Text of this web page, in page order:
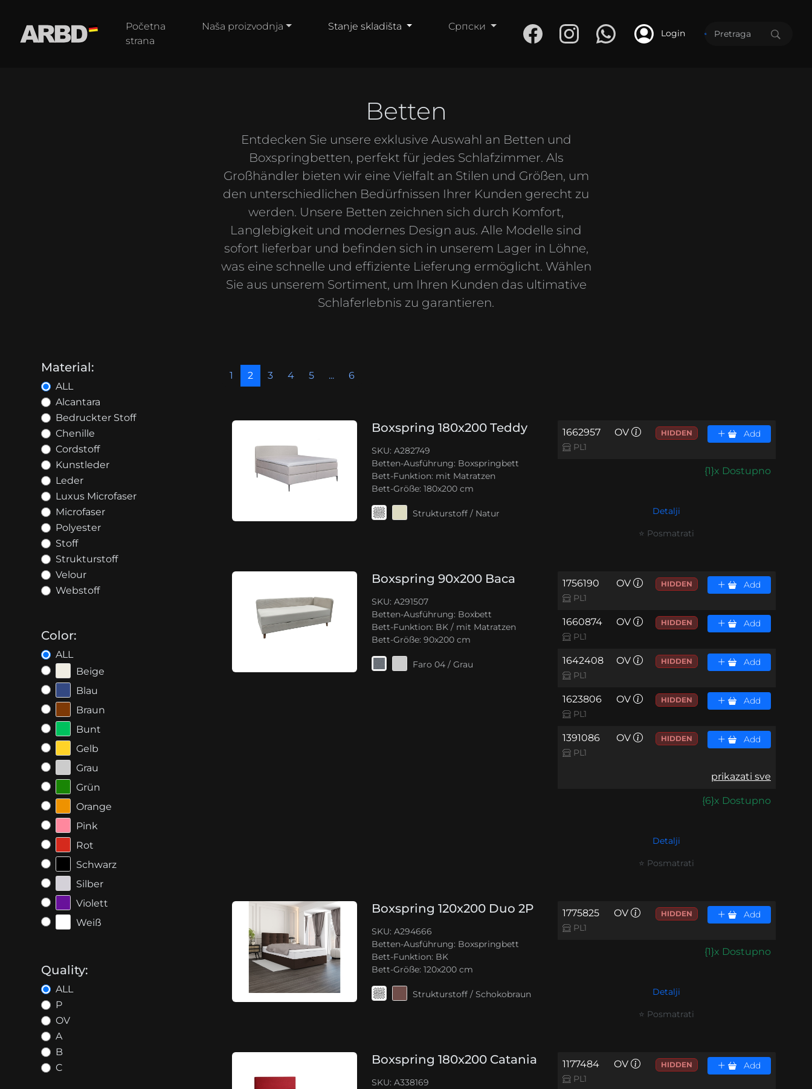
Početna
strana
Naša proizvodnja Stanje skladišta Српски
Login
Betten
Entdecken Sie unsere exklusive Auswahl an Betten und
Boxspringbetten, perfekt für jedes Schlafzimmer. Als
Großhändler bieten wir eine Vielfalt an Stilen und Größen, um
den unterschiedlichen Bedürfnissen Ihrer Kunden gerecht zu
werden. Unsere Betten zeichnen sich durch Komfort,
Langlebigkeit und modernes Design aus. Alle Modelle sind
sofort lieferbar und befinden sich in unserem Lager in Löhne,
was eine schnelle und effiziente Lieferung ermöglicht. Wählen
Sie aus unserem Sortiment, um Ihren Kunden das ultimative
Schlaferlebnis zu garantieren.
Material:
ALL
Alcantara
Bedruckter Stoff
Chenille
Cordstoff
Kunstleder
Leder
Luxus Microfaser
Microfaser
Polyester
Stoff
Strukturstoff
Velour
Webstoff
Color:
ALL
Beige
Blau
Braun
Bunt
Gelb
Grau
Grün
Orange
Pink
Rot
Schwarz
Silber
Violett
Weiß
Quality:
ALL
P
OV
A
B
C
1 2 3 4 5 ... 6
Boxspring 180x200 Teddy
SKU: A282749
Betten-Ausführung: Boxspringbett
Bett-Funktion: mit Matratzen
Bett-Größe: 180x200 cm
Strukturstoff / Natur
1662957
PL1
OV HIDDEN Add
{1}x Dostupno
Detalji
⭐ Posmatrati
Boxspring 90x200 Baca
SKU: A291507
Betten-Ausführung: Boxbett
Bett-Funktion: BK / mit Matratzen
Bett-Größe: 90x200 cm
Faro 04 / Grau
1756190
PL1
OV HIDDEN Add
1660874
PL1
OV HIDDEN Add
1642408
PL1
OV HIDDEN Add
1623806
PL1
OV HIDDEN Add
1391086
PL1
OV HIDDEN Add
prikazati sve
{6}x Dostupno
Detalji
⭐ Posmatrati
Boxspring 120x200 Duo 2P
SKU: A294666
Betten-Ausführung: Boxspringbett
Bett-Funktion: BK
Bett-Größe: 120x200 cm
Strukturstoff / Schokobraun
1775825
PL1
OV HIDDEN Add
{1}x Dostupno
Detalji
⭐ Posmatrati
Boxspring 180x200 Catania
SKU: A338169
1177484
PL1
OV HIDDEN Add